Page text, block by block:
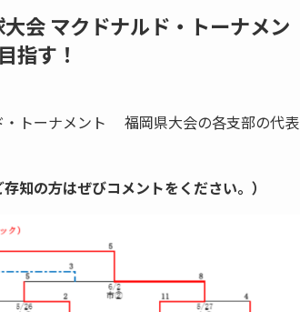
会 マクドナルド・トーナメン
指す！
トーナメント 福岡県大会の各支部の代表
知の方はぜびコメントをください。）